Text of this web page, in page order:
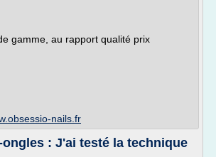
gamme, au rapport qualité prix
nails.fr
: J'ai testé la technique